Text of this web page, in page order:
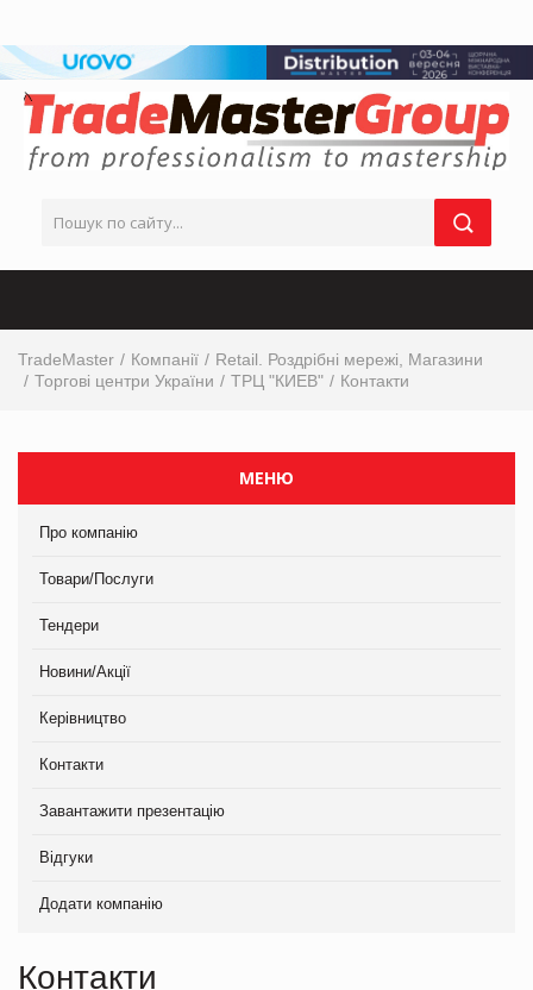
TradeMaster Компанії
Retail. Роздрібні мережі, Магазини
Торгові центри України
ТРЦ "КИЕВ" Контакти
МЕНЮ
Про компанію
Товари/Послуги
Тендери
Новини/Акції
Керівництво
Контакти
Завантажити презентацію
Відгуки
Додати компанію
Контакти